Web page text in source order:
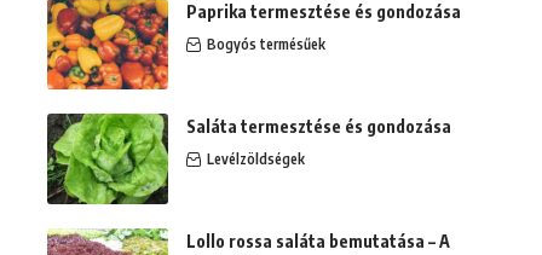
Paprika termesztése és gondozása
Bogyós termésűek
Saláta termesztése és gondozása
Levélzöldségek
Lollo rossa saláta bemutatása – A